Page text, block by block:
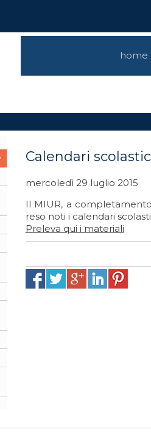
home
Calendari
mercoledì 29 luglio 2015
Il MIUR, a
reso noti i calendari
Preleva qui i materiali